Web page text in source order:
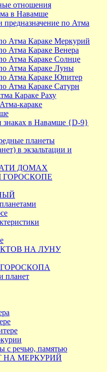
отношения
в Навамше
предназначение по Атма
Атма Караке Меркурий
Атма Караке Венера
Атма Караке Солнце
Атма Караке Луны
Атма Караке Юпитер
Атма Караке Сатурн
Караке Раху
караке
знаках в Навамше {D-9}
планеты
в экзальтации и
ДОМАХ
НА ЛУНУ
планет
с речью, памятью
НА МЕРКУРИЙ